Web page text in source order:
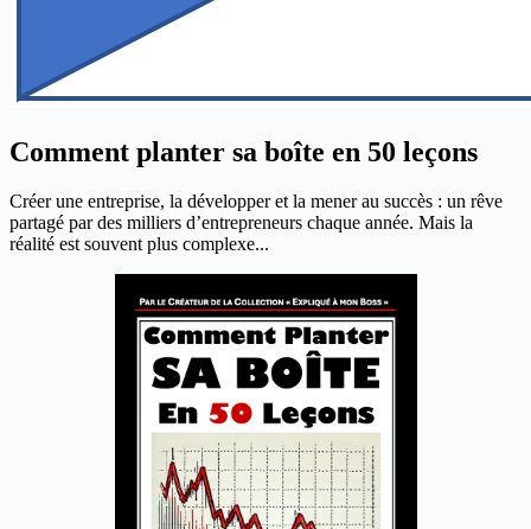
Comment planter sa boîte en 50 leçons
Créer une entreprise, la développer et la mener au succès : un rêve
partagé par des milliers d’entrepreneurs chaque année. Mais la
réalité est souvent plus complexe...